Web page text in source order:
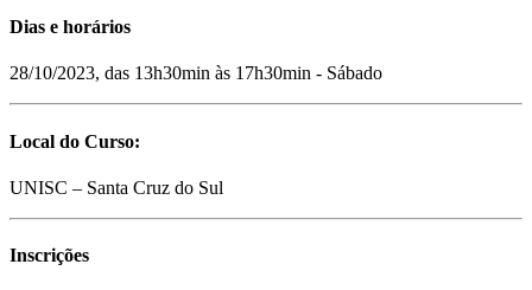
Dias e horários
28/10/2023, das 13h30min às 17h30min - Sábado
Local do Curso:
UNISC – Santa Cruz do Sul
Inscrições